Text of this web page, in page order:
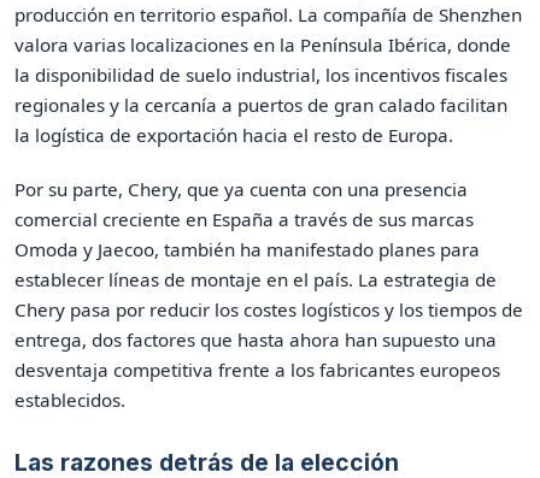
producción en territorio español. La compañía de Shenzhen
valora varias localizaciones en la Península Ibérica, donde
la disponibilidad de suelo industrial, los incentivos fiscales
regionales y la cercanía a puertos de gran calado facilitan
la logística de exportación hacia el resto de Europa.
Por su parte, Chery, que ya cuenta con una presencia
comercial creciente en España a través de sus marcas
Omoda y Jaecoo, también ha manifestado planes para
establecer líneas de montaje en el país. La estrategia de
Chery pasa por reducir los costes logísticos y los tiempos de
entrega, dos factores que hasta ahora han supuesto una
desventaja competitiva frente a los fabricantes europeos
establecidos.
Las razones detrás de la elección